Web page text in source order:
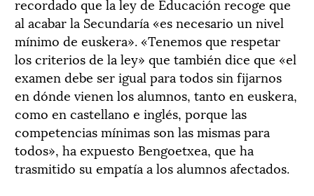
al acabar la Secundaría «es necesario un nivel
mínimo de euskera». «Tenemos que respetar
los criterios de la ley» que también dice que «el
examen debe ser igual para todos sin fijarnos
en dónde vienen los alumnos, tanto en euskera,
como en castellano e inglés, porque las
competencias mínimas son las mismas para
todos», ha expuesto Bengoetxea, que ha
trasmitido su empatía a los alumnos afectados.